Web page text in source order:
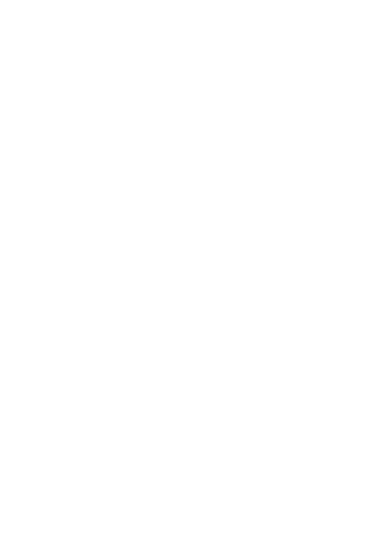
trabalho e atestado: como
do Botafogo fizeram
duelo com o Atlético